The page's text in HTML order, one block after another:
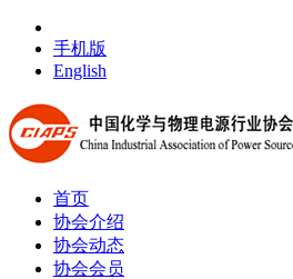
手机版
English
首页
协会介绍
协会动态
协会会员